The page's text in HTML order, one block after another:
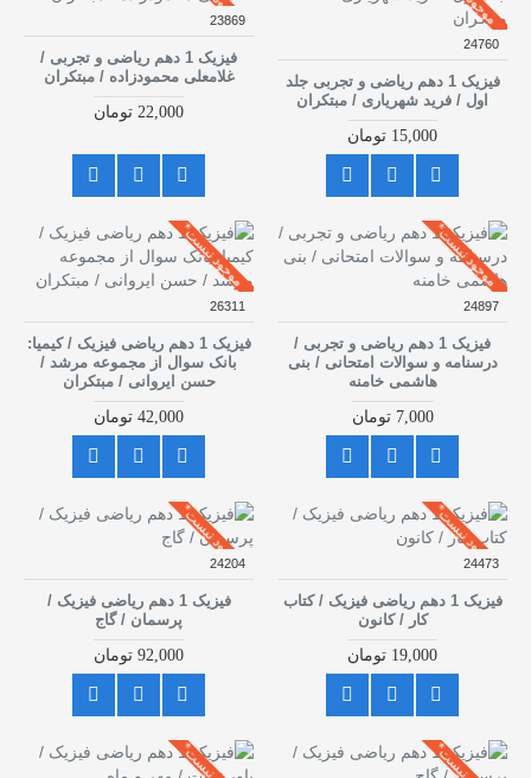
24760
فیزیک 1 دهم ریاضی و تجربی جلد
اول / فرید شهریاری / مبتکران
15,000 تومان
23869
فیزیک 1 دهم ریاضی و تجربی /
غلامعلی محمودزاده / مبتکران
22,000 تومان
موجود نیست*
24897
فیزیک 1 دهم ریاضی و تجربی /
درسنامه و سوالات امتحانی / بنی
هاشمی خامنه
7,000 تومان
موجود نیست*
26311
فیزیک 1 دهم ریاضی فیزیک / کیمیا:
بانک سوال از مجموعه مرشد /
حسن ایروانی / مبتکران
42,000 تومان
موجود نیست*
24473
فیزیک 1 دهم ریاضی فیزیک / کتاب
کار / کانون
19,000 تومان
موجود نیست*
24204
فیزیک 1 دهم ریاضی فیزیک /
پرسمان / گاج
92,000 تومان